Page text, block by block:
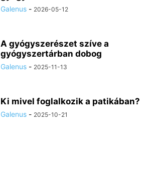
Galenus - 2026-05-12
A gyógyszerészet szíve a
gyógyszertárban dobog
Galenus - 2025-11-13
Ki mivel foglalkozik a patikában?
Galenus - 2025-10-21